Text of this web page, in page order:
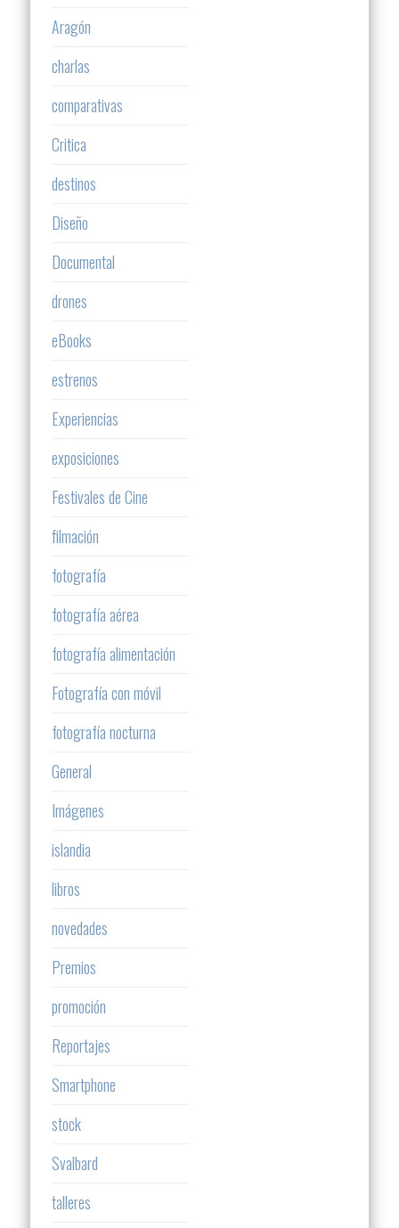
Aragón
charlas
comparativas
Critica
destinos
Diseño
Documental
drones
eBooks
estrenos
Experiencias
exposiciones
Festivales de Cine
filmación
fotografía
fotografía aérea
fotografía alimentación
Fotografía con móvil
fotografía nocturna
General
Imágenes
islandia
libros
novedades
Premios
promoción
Reportajes
Smartphone
stock
Svalbard
talleres